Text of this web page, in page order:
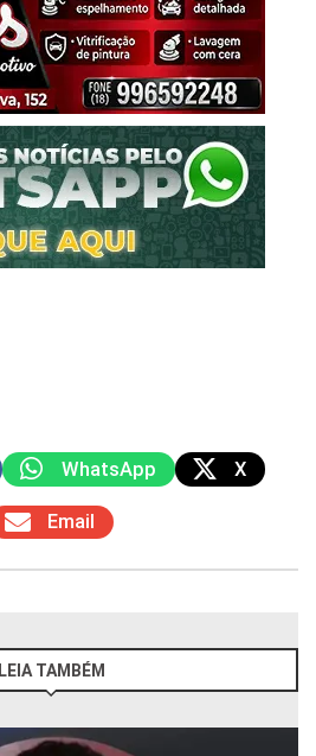
WhatsApp X
Email
LEIA TAMBÉM